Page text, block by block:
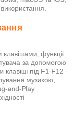
функції
за допомогою
клавіші під F1-F12
музикою,
and-Play